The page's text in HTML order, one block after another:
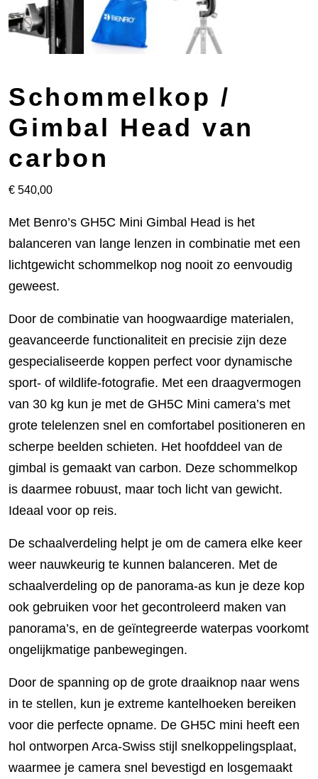
Schommelkop /
Gimbal Head van
carbon
€ 540,00
Met Benro’s GH5C Mini Gimbal Head is het
balanceren van lange lenzen in combinatie met een
lichtgewicht schommelkop nog nooit zo eenvoudig
geweest.
Door de combinatie van hoogwaardige materialen,
geavanceerde functionaliteit en precisie zijn deze
gespecialiseerde koppen perfect voor dynamische
sport- of wildlife-fotografie. Met een draagvermogen
van 30 kg kun je met de GH5C Mini camera’s met
grote telelenzen snel en comfortabel positioneren en
scherpe beelden schieten. Het hoofddeel van de
gimbal is gemaakt van carbon. Deze schommelkop
is daarmee robuust, maar toch licht van gewicht.
Ideaal voor op reis.
De schaalverdeling helpt je om de camera elke keer
weer nauwkeurig te kunnen balanceren. Met de
schaalverdeling op de panorama-as kun je deze kop
ook gebruiken voor het gecontroleerd maken van
panorama’s, en de geïntegreerde waterpas voorkomt
ongelijkmatige panbewegingen.
Door de spanning op de grote draaiknop naar wens
in te stellen, kun je extreme kantelhoeken bereiken
voor die perfecte opname. De GH5C mini heeft een
hol ontworpen Arca-Swiss stijl snelkoppelingsplaat,
waarmee je camera snel bevestigd en losgemaakt